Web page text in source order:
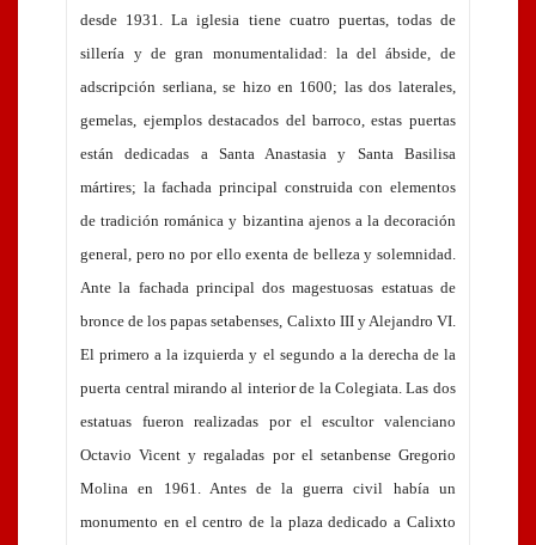
desde 1931. La iglesia tiene cuatro puertas, todas de
sillería y de gran monumentalidad: la del ábside, de
adscripción serliana, se hizo en 1600; las dos laterales,
gemelas, ejemplos destacados del barroco, estas puertas
están dedicadas a Santa Anastasia y Santa Basilisa
mártires; la fachada principal construida con elementos
de tradición románica y bizantina ajenos a la decoración
general, pero no por ello exenta de belleza y solemnidad.
Ante la fachada principal dos magestuosas estatuas de
bronce de los papas setabenses, Calixto III y Alejandro VI.
El primero a la izquierda y el segundo a la derecha de la
puerta central mirando al interior de la Colegiata. Las dos
estatuas fueron realizadas por el escultor valenciano
Octavio Vicent y regaladas por el setanbense Gregorio
Molina en 1961. Antes de la guerra civil había un
monumento en el centro de la plaza dedicado a Calixto